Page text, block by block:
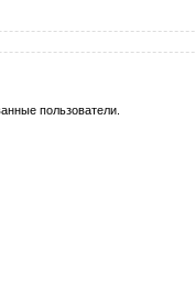
пользователи.